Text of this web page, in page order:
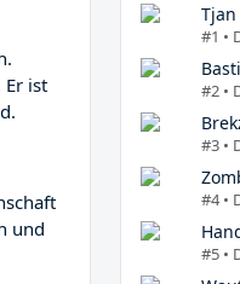
Er ist
und
Tjan
#1 •
#2 •
#3 •
#4 •
#5 •